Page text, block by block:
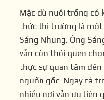
Mặc dù nuôi trồng có
thức thị trường là một
Sáng Nhung. Ông
vẫn còn thói quen
thực sự quan tâm
nguồn gốc. Ngay cả
nhiều nơi vẫn ưu tiên